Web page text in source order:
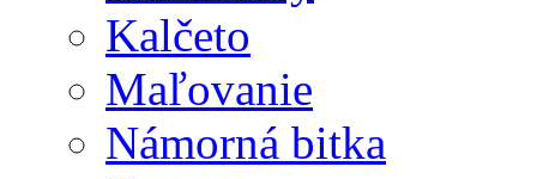
Kalčeto
Maľovanie
Námorná bitka